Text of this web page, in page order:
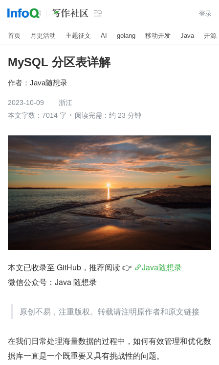
 登录
首页 月更活动 主题征文 AI golang 移动开发 Java 开源
MySQL 分区表详解
作者： Java随想录
2023-10-09
浙江
本文字数：7014 字
阅读完需：约 23 分钟
本文已收录至 GitHub，推荐阅读 👉
Java随想录
微信公众号：Java 随想录
原创不易，注重版权。转载请注明原作者和原文链接
在我们日常处理海量数据的过程中，如何有效管理和优化数
据库一直是一个既重要又具有挑战性的问题。